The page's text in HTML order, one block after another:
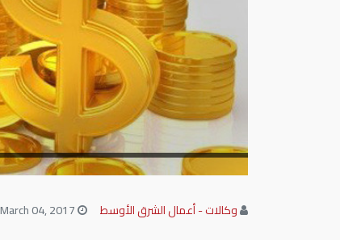
وكالات - أعمال الشرق الأوسط